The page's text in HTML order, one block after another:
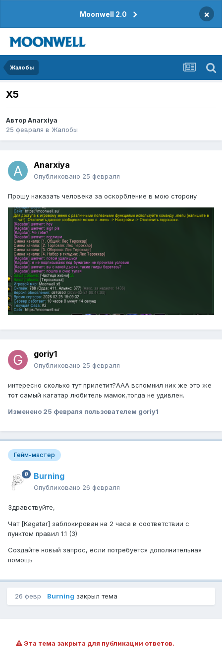
Moonwell 2.0 ×
Жалобы
Х5
АвторAnarxiya
25 февраля в Жалобы
Anarxiya
Опубликовано 25 февраля
Прошу наказать человека за оскорбление в мою сторону
goriy1
Опубликовано 25 февраля
интересно сколько тут прилетит?ААА вспомнил ник же это же
тот самый кагатар любитель мамок,тогда не удивлен.
Изменено 25 февраля пользователем goriy1
Гейм-мастер
Burning
Опубликовано 26 февраля
Здравствуйте,
Чат [Kagatar] заблокирован на 2 часа в соответствии с
пунктом правил 1.1 (3)
Создайте новый запрос, если потребуется дополнительная
помощь
26 февр Burning закрыл тема
Эта тема закрыта для публикации ответов.